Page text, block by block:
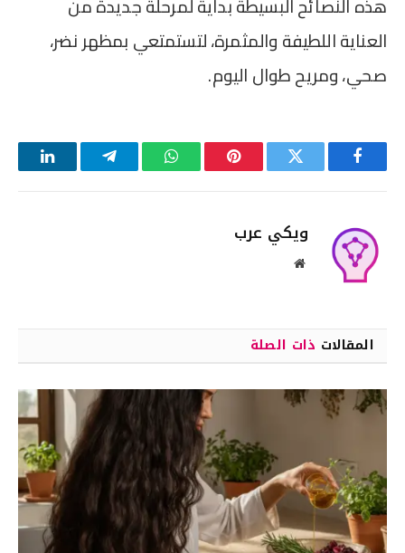
هذه النصائح البسيطة بداية لمرحلة جديدة من
العناية اللطيفة والمثمرة، لتستمتعي بمظهر نضر،
صحي، ومريح طوال اليوم.
فيسبوك تويتر بينتيريستواتساب تيلقرام لينكدإن
ويكي عرب
موقع
المقالات ذات الصلة